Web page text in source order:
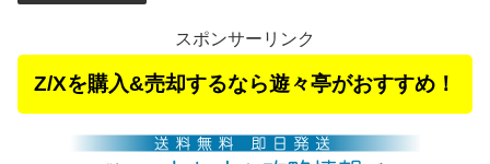
スポンサーリンク
Z/Xを購入&売却するなら遊々亭がおすすめ！